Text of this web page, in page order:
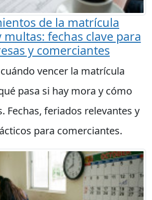
de la matrícula
fechas clave para
y comerciantes
vencer la matrícula
pasa si hay mora y cómo
Fechas, feriados relevantes y
para comerciantes.